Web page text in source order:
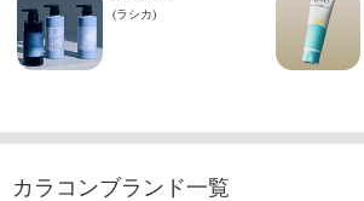
カラコンブランド一覧